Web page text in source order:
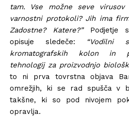
tam. Vse možne seve
varnostni protokoli? Jih ima
Zadostne? Katere?” Podjetje
opisuje sledeče:
“Vodilni
kromatografskih kolon in
tehnologij za proizvodnjo
to ni prva tovrstna objava
omrežjih, ki se rad spušča v
takšne, ki so pod nivojem
opravlja.